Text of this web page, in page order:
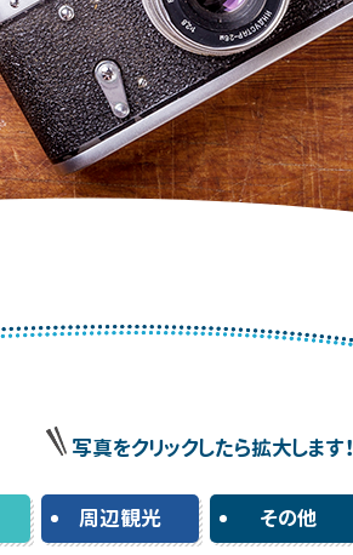
写真をクリックしたら拡大します！
周辺観光 その他